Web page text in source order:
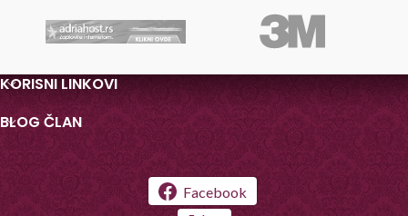
KORISNI LINKOVI
BLOG ČLAN
Facebook